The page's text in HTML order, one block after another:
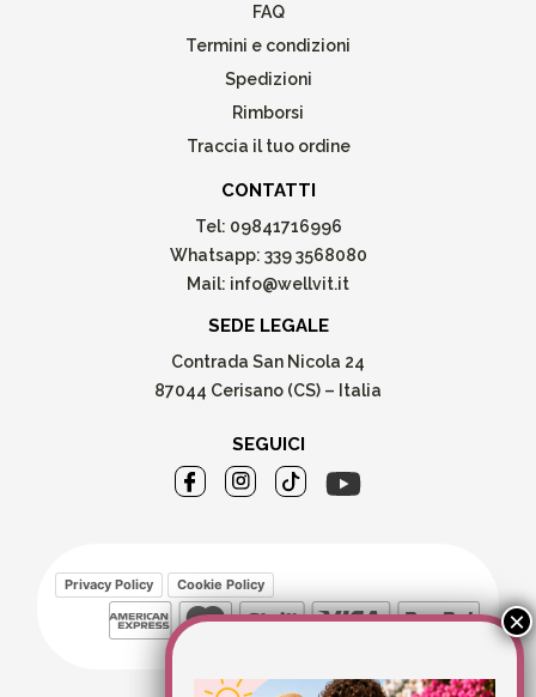
FAQ
Termini e condizioni
Spedizioni
Rimborsi
Traccia il tuo ordine
CONTATTI
Tel: 09841716996
Whatsapp: 339 3568080
Mail: info@wellvit.it
SEDE LEGALE
Contrada San Nicola 24
87044 Cerisano (CS) – Italia
SEGUICI
Privacy Policy Cookie Policy